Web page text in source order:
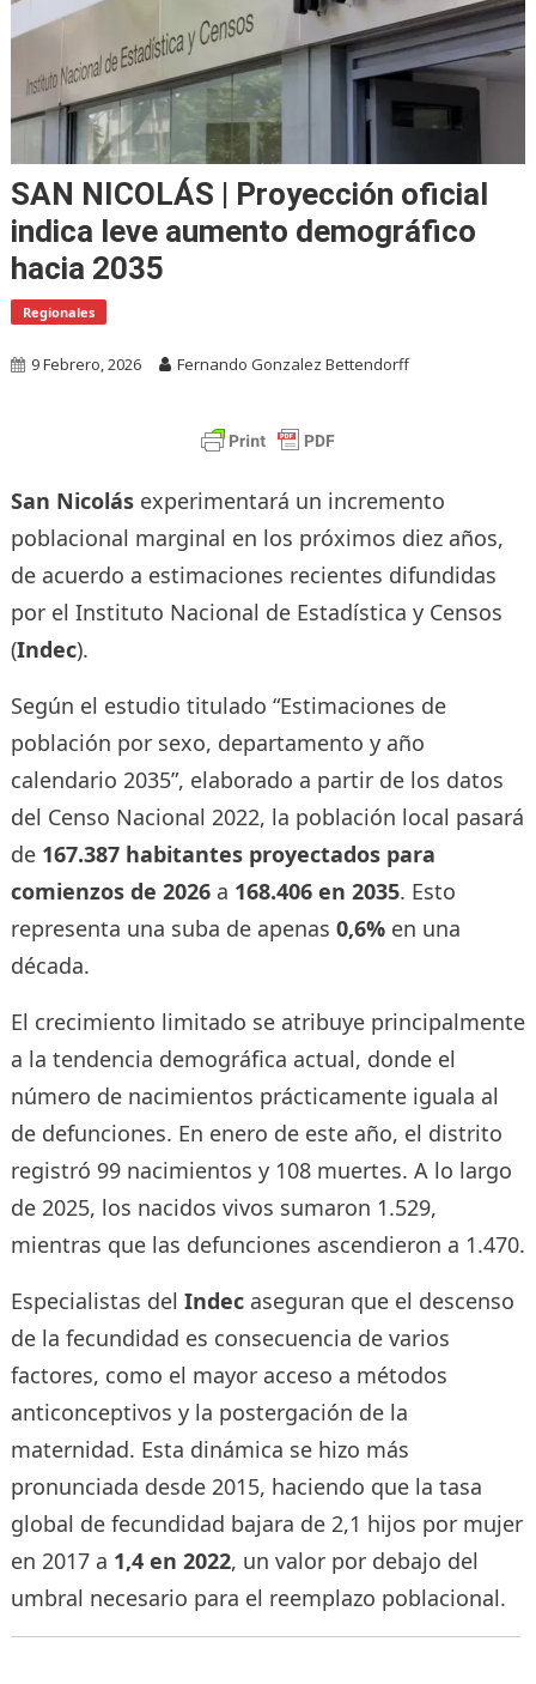
SAN NICOLÁS | Proyección oficial
indica leve aumento demográfico
hacia 2035
Regionales
9 Febrero, 2026 Fernando Gonzalez Bettendorff
San Nicolásexperimentará un incremento
poblacional marginal en los próximos diez años,
de acuerdo a estimaciones recientes difundidas
por el Instituto Nacional de Estadística y Censos
(Indec).
Según el estudio titulado “Estimaciones de
población por sexo, departamento y año
calendario 2035”, elaborado a partir de los datos
del Censo Nacional 2022, la población local pasará
de 167.387 habitantes proyectados para
comienzos de 2026a 168.406 en 2035. Esto
representa una suba de apenas 0,6%en una
década.
El crecimiento limitado se atribuye principalmente
a la tendencia demográfica actual, donde el
número de nacimientos prácticamente iguala al
de defunciones. En enero de este año, el distrito
registró 99 nacimientos y 108 muertes. A lo largo
de 2025, los nacidos vivos sumaron 1.529,
mientras que las defunciones ascendieron a 1.470.
Especialistas del Indecaseguran que el descenso
de la fecundidad es consecuencia de varios
factores, como el mayor acceso a métodos
anticonceptivos y la postergación de la
maternidad. Esta dinámica se hizo más
pronunciada desde 2015, haciendo que la tasa
global de fecundidad bajara de 2,1 hijos por mujer
en 2017 a 1,4 en 2022, un valor por debajo del
umbral necesario para el reemplazo poblacional.